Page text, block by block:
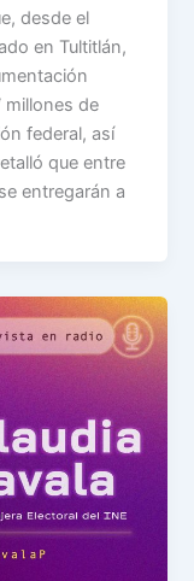
desde el
en Tultitlán,
millones de
federal, así
que entre
entregarán a